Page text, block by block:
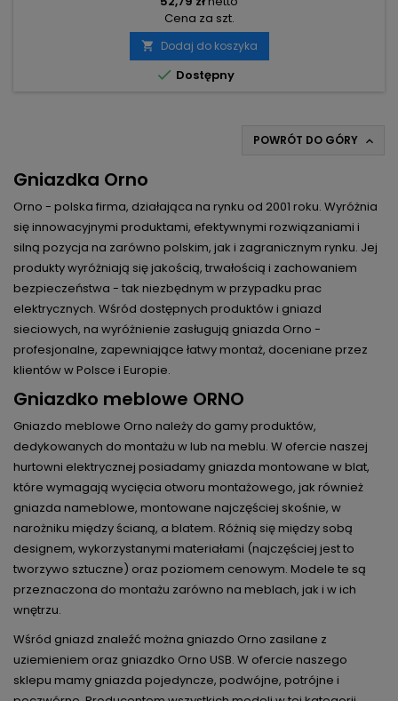
Cena za szt.
 Dodaj do koszyka
 Dostępny
POWRÓT DO GÓRY 
Gniazdka Orno
Orno - polska firma, działająca na rynku od 2001 roku. Wyróżnia
się innowacyjnymi produktami, efektywnymi rozwiązaniami i
silną pozycja na zarówno polskim, jak i zagranicznym rynku. Jej
produkty wyróżniają się jakością, trwałością i zachowaniem
bezpieczeństwa - tak niezbędnym w przypadku prac
elektrycznych. Wśród dostępnych produktów i gniazd
sieciowych, na wyróżnienie zasługują gniazda Orno -
profesjonalne, zapewniające łatwy montaż, doceniane przez
klientów w Polsce i Europie.
Gniazdko meblowe ORNO
Gniazdo meblowe Orno należy do gamy produktów,
dedykowanych do montażu w lub na meblu. W ofercie naszej
hurtowni elektrycznej posiadamy gniazda montowane w blat,
które wymagają wycięcia otworu montażowego, jak również
gniazda nameblowe, montowane najczęściej skośnie, w
narożniku między ścianą, a blatem. Różnią się między sobą
designem, wykorzystanymi materiałami (najczęściej jest to
tworzywo sztuczne) oraz poziomem cenowym. Modele te są
przeznaczona do montażu zarówno na meblach, jak i w ich
wnętrzu.
Wśród gniazd znaleźć można gniazdo Orno zasilane z
uziemieniem oraz gniazdko Orno USB. W ofercie naszego
sklepu mamy gniazda pojedyncze, podwójne, potrójne i